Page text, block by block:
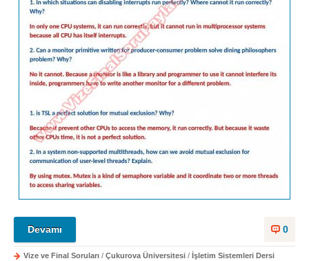
0
Devamı
Vize ve Final Soruları / Çukurova Üniversitesi / İşletim Sistemleri Dersi